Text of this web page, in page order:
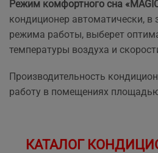
Режим комфортного сна
кондиционер автоматически, в
режима работы, выберет
температуры воздуха и
Производительность
работу в помещениях
КАТАЛОГ